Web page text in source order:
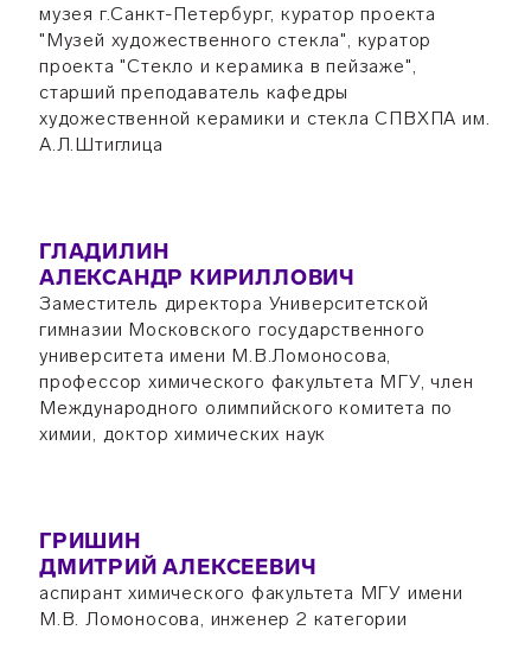
музея г.Санкт-Петербург, куратор проекта
"Музей художественного стекла", куратор
проекта "Стекло и керамика в пейзаже",
старший преподаватель кафедры
художественной керамики и стекла СПВХПА им.
А.Л.Штиглица
ГЛАДИЛИН
АЛЕКСАНДР КИРИЛЛОВИЧ
Заместитель директора Университетской
гимназии Московского государственного
университета имени М.В.Ломоносова,
профессор химического факультета МГУ, член
Международного олимпийского комитета по
химии, доктор химических наук
ГРИШИН
ДМИТРИЙ АЛЕКСЕЕВИЧ
аспирант химического факультета МГУ имени
М.В. Ломоносова, инженер 2 категории